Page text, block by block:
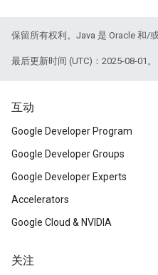
保留所有权利。Java 是 Oracle 和/
最后更新时间 (UTC)：2025-08-01。
互动
Google Developer Program
Google Developer Groups
Google Developer Experts
Accelerators
Google Cloud & NVIDIA
关注